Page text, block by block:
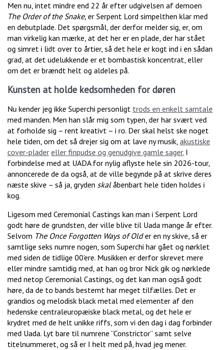
Men nu, intet mindre end 22 år efter udgivelsen af demoen
The Order of the Snake, er Serpent Lord simpelthen klar med
en debutplade. Det spørgsmål, der derfor melder sig, er, om
man virkelig kan mærke, at det her er en plade, der har stået
og simret i lidt over to årtier, så det hele er kogt ind i en sådan
grad, at det udelukkende er et bombastisk koncentrat, eller
om det er brændt helt og aldeles på.
Kunsten at holde kedsomheden for døren
Nu kender jeg ikke Superchi personligt trods en enkelt samtale
med manden. Men han slår mig som typen, der har svært ved
at forholde sig – rent kreativt – i ro. Der skal helst ske noget
hele tiden, om det så drejer sig om at lave ny musik, akustiske
cover-plader eller finpudse og genudgive gamle sager. I
forbindelse med at UADA for nylig aflyste hele sin 2026-tour,
annoncerede de da også, at de ville begynde på at skrive deres
næste skive – så ja, gryden skalåbenbart hele tiden holdes i
kog.
Ligesom med Ceremonial Castings kan man i Serpent Lord
godt høre de grundsten, der ville blive til Uada mange år efter.
Selvom The Once Forgotten Ways of Older en ny skive, så er
samtlige seks numre nogen, som Superchi har gået og nørklet
med siden de tidlige 00’ere. Musikken er derfor skrevet mere
eller mindre samtidig med, at han og bror Nick gik og nørklede
med netop Ceremonial Castings, og det kan man også godt
høre, da de to bands bestemt har meget tilfælles. Det er
grandios og melodisk black metal med elementer af den
hedenske centraleuropæiske black metal, og det hele er
krydret med de helt unikke riffs, som vi den dag i dag forbinder
med Uada. Lyt bare til numrene ”Constrictor” samt selve
titelnummeret, og så er I helt med på, hvad jeg mener.